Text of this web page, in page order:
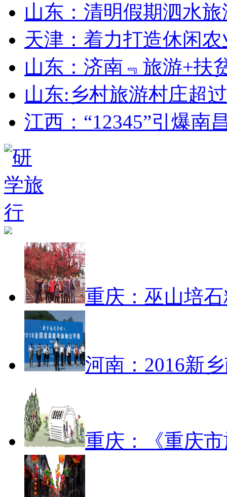
山东：清明假期泗水
天津：着力打造休闲
山东：济南﹃旅游+扶
山东:乡村旅游村庄超
江西：“12345”引爆南
重庆：巫山培
河南：2016新
重庆：《重庆